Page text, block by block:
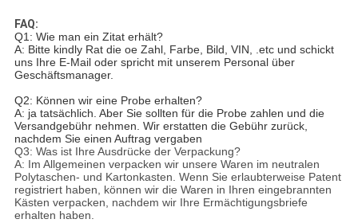
FAQ:
Q1: Wie man ein Zitat erhält?
A: Bitte kindly Rat die oe Zahl, Farbe, Bild, VIN, .etc und schickt
uns Ihre E-Mail oder spricht mit unserem Personal über
Geschäftsmanager.
Q2: Können wir eine Probe erhalten?
A: ja tatsächlich. Aber Sie sollten für die Probe zahlen und die
Versandgebühr nehmen. Wir erstatten die Gebühr zurück,
nachdem Sie einen Auftrag vergaben
Q3: Was ist Ihre Ausdrücke der Verpackung?
A: Im Allgemeinen verpacken wir unsere Waren im neutralen
Polytaschen- und Kartonkasten. Wenn Sie erlaubterweise Patent
registriert haben, können wir die Waren in Ihren eingebrannten
Kästen verpacken, nachdem wir Ihre Ermächtigungsbriefe
erhalten haben.